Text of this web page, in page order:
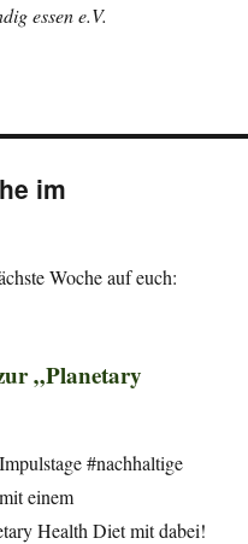
essen e.V.
im
Woche auf euch:
„Planetary
#nachhaltige
einem
Health Diet mit dabei!